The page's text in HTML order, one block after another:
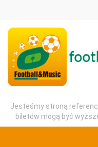
Jesteśmy stroną
biletów mogą być